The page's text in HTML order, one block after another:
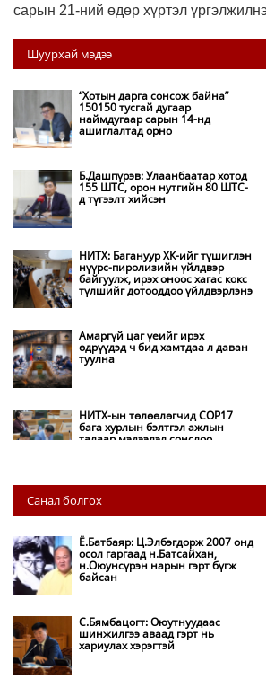
сарын 21-ний өдөр хүртэл
Шуурхай мэдээ
“Хотын дарга сонсож байна”
150150 тусгай дугаар
наймдугаар сарын 14-нд
ашиглалтад орно
Б.Дашпүрэв: Улаанбаатар хотод
155 ШТС, орон нутгийн 80 ШТС-
д түгээлт хийсэн
НИТХ: Багануур ХК-ийг түшиглэн
нүүрс-пиролизийн үйлдвэр
байгуулж, ирэх оноос хагас кокс
түлшийг дотооддоо үйлдвэрлэнэ
Амаргүй цаг үеийг ирэх
өдрүүдэд ч бид хамтдаа л даван
туулна
НИТХ-ын төлөөлөгчид COP17
бага хурлын бэлтгэл ажлын
талаар мэдээлэл сонслоо
Монгол Улс “COP17”-д “Тал
хээрийн төлөвлөгөө”-гөө
танилцуулна
Нөөцийн махны худалдаа,
Бүх шатанд хэмнэлтийн горимд
Санал болгох
Ё.Батбаяр: Ц.Элбэгдорж 2007 онд
осол гаргаад н.Батсайхан,
н.Оюунсүрэн нарын гэрт бүгж
байсан
С.Бямбацогт: Оюутнуудаас
шинжилгээ аваад гэрт нь
хариулах хэрэгтэй